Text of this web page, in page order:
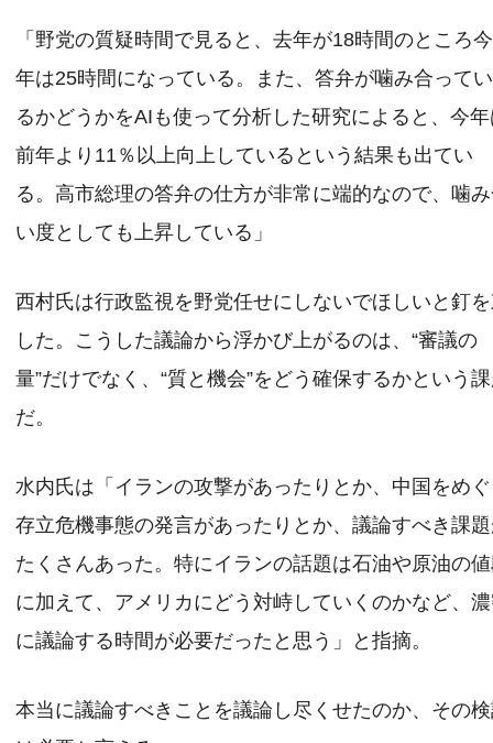
「野党の質疑時間で見ると、去年が18時間のところ今
年は25時間になっている。また、答弁が噛み合ってい
るかどうかをAIも使って分析した研究によると、今
前年より11％以上向上しているという結果も出てい
る。高市総理の答弁の仕方が非常に端的なので、噛
い度としても上昇している」
西村氏は行政監視を野党任せにしないでほしいと釘
した。こうした議論から浮かび上がるのは、“審議の
量”だけでなく、“質と機会”をどう確保するかという
だ。
水内氏は「イランの攻撃があったりとか、中国をめ
存立危機事態の発言があったりとか、議論すべき課
たくさんあった。特にイランの話題は石油や原油の
に加えて、アメリカにどう対峙していくのかなど、
に議論する時間が必要だったと思う」と指摘。
本当に議論すべきことを議論し尽くせたのか、その